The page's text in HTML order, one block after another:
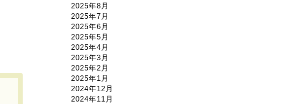
2025年8月
2025年7月
2025年6月
2025年5月
2025年4月
2025年3月
2025年2月
2025年1月
2024年12月
2024年11月